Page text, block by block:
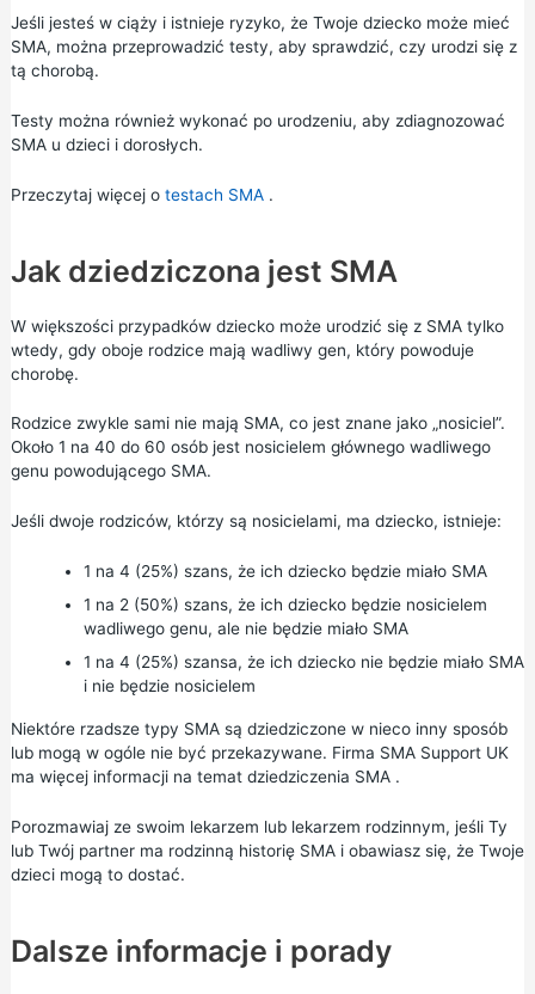
Jeśli jesteś w ciąży i istnieje ryzyko, że Twoje dziecko może mieć
SMA, można przeprowadzić testy, aby sprawdzić, czy urodzi się z
tą chorobą.
Testy można również wykonać po urodzeniu, aby zdiagnozować
SMA u dzieci i dorosłych.
Przeczytaj więcej o testach SMA.
Jak dziedziczona jest SMA
W większości przypadków dziecko może urodzić się z SMA tylko
wtedy, gdy oboje rodzice mają wadliwy gen, który powoduje
chorobę.
Rodzice zwykle sami nie mają SMA, co jest znane jako „nosiciel”.
Około 1 na 40 do 60 osób jest nosicielem głównego wadliwego
genu powodującego SMA.
Jeśli dwoje rodziców, którzy są nosicielami, ma dziecko, istnieje:
1 na 4 (25%) szans, że ich dziecko będzie miało SMA
1 na 2 (50%) szans, że ich dziecko będzie nosicielem
wadliwego genu, ale nie będzie miało SMA
1 na 4 (25%) szansa, że ich dziecko nie będzie miało SMA
i nie będzie nosicielem
Niektóre rzadsze typy SMA są dziedziczone w nieco inny sposób
lub mogą w ogóle nie być przekazywane. Firma SMA Support UK
ma więcej informacji na temat dziedziczenia SMA.
Porozmawiaj ze swoim lekarzem lub lekarzem rodzinnym, jeśli Ty
lub Twój partner ma rodzinną historię SMA i obawiasz się, że Twoje
dzieci mogą to dostać.
Dalsze informacje i porady